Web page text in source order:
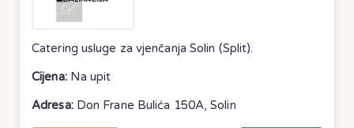
Catering usluge za vjenčanja Solin (Split).
Cijena:Na upit
Adresa: Don Frane Bulića 150A, Solin